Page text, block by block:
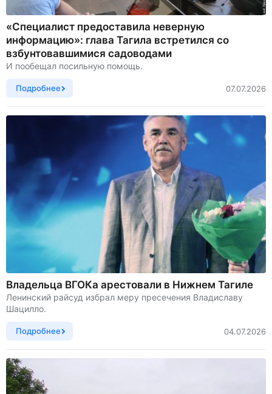
«Специалист предоставила неверную
информацию»: глава Тагила встретился со
взбунтовавшимися садоводами
И пообещал посильную помощь.
Подробнее 07.07.2026
Владельца ВГОКа арестовали в Нижнем Тагиле
Ленинский райсуд избрал меру пресечения Владиславу
Шацилло.
Подробнее 04.07.2026